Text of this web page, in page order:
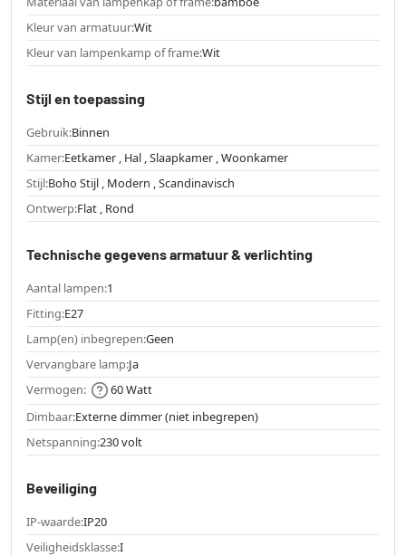
Kleur van armatuur:Wit
Kleur van lampenkamp of frame:Wit
Stijl en toepassing
Gebruik:Binnen
Kamer:Eetkamer , Hal , Slaapkamer , Woonkamer
Stijl:Boho Stijl , Modern , Scandinavisch
Ontwerp:Flat , Rond
Technische gegevens armatuur & verlichting
Aantal lampen:1
Fitting:E27
Lamp(en) inbegrepen:Geen
Vervangbare lamp:Ja
Vermogen:
60 Watt
Dimbaar:Externe dimmer (niet inbegrepen)
Netspanning:230 volt
Beveiliging
IP-waarde:IP20
Veiligheidsklasse:I